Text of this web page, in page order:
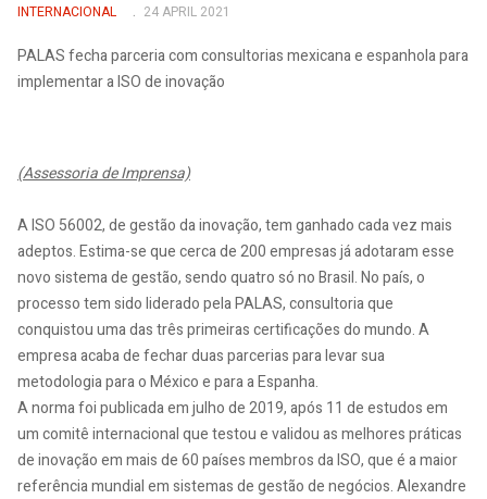
INTERNACIONAL 24 APRIL 2021
PALAS fecha parceria com consultorias mexicana e espanhola para
implementar a ISO de inovação
(Assessoria de Imprensa)
A ISO 56002, de gestão da inovação, tem ganhado cada vez mais
adeptos. Estima-se que cerca de 200 empresas já adotaram esse
novo sistema de gestão, sendo quatro só no Brasil. No país, o
processo tem sido liderado pela PALAS, consultoria que
conquistou uma das três primeiras certificações do mundo. A
empresa acaba de fechar duas parcerias para levar sua
metodologia para o México e para a Espanha.
A norma foi publicada em julho de 2019, após 11 de estudos em
um comitê internacional que testou e validou as melhores práticas
de inovação em mais de 60 países membros da ISO, que é a maior
referência mundial em sistemas de gestão de negócios. Alexandre